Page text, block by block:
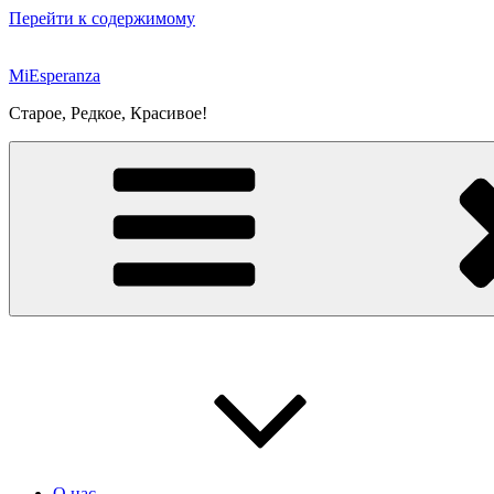
Перейти к содержимому
MiEsperanza
Старое, Редкое, Красивое!